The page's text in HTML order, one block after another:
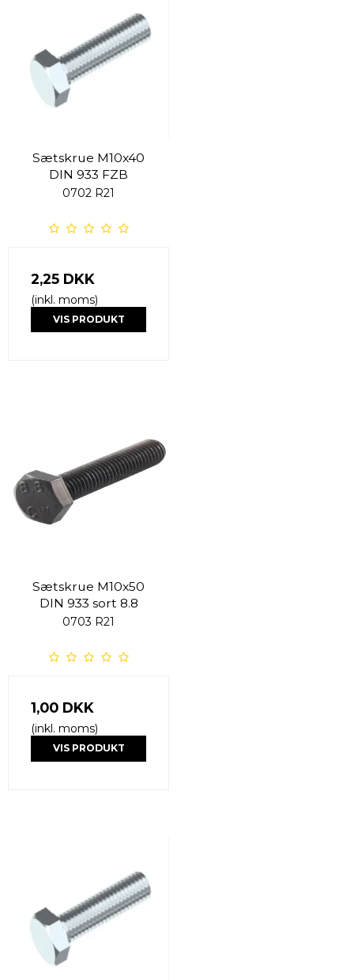
Sætskrue M10x40
DIN 933 FZB
0702 R21
2,25 DKK
(inkl. moms)
VIS PRODUKT
Sætskrue M10x50
DIN 933 sort 8.8
0703 R21
1,00 DKK
(inkl. moms)
VIS PRODUKT